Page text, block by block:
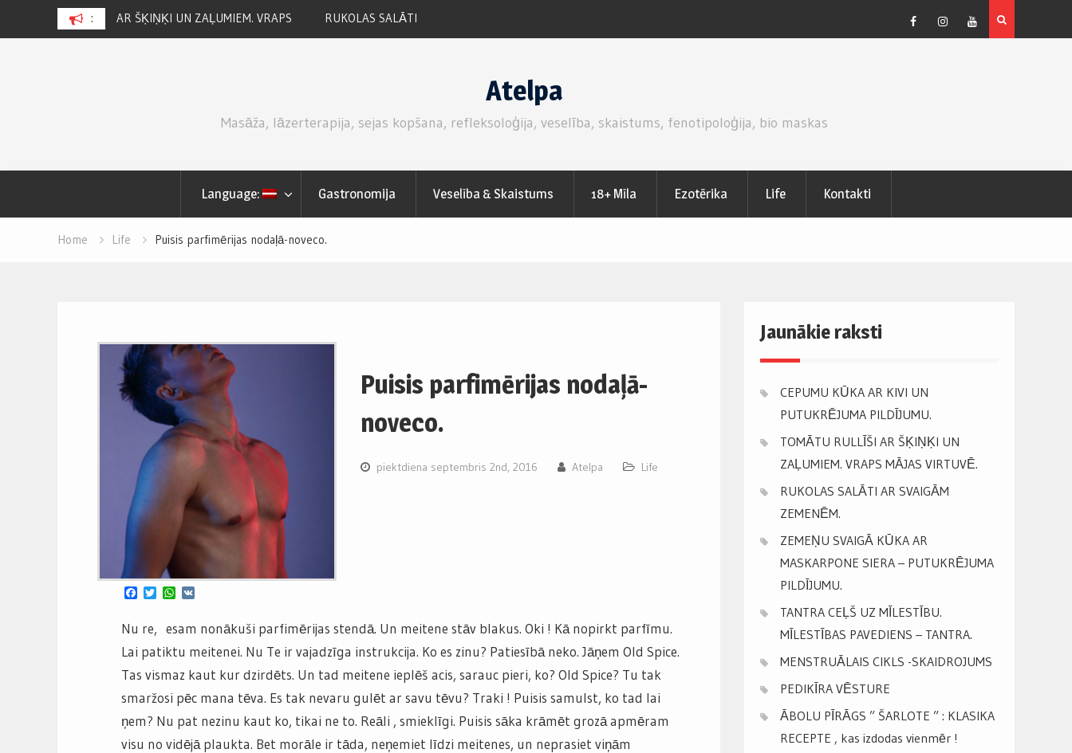
:
VRAPS RUKOLAS SALĀTI AR SVAIGĀM ZEMENĒM.
PUTUKRĒJUMA PILDĪJUMU.
CEPUMU KŪKA AR KIVI UN PUTUKRĒJUMA PILDĪJUMU.
FacebookInstagram
Youtube
Atelpa
Masāža, lāzerterapija, sejas kopšana, refleksoloģija, veselība, skaistums, fenotipoloģija, bio maskas
Language: Gastronomija Veselība & Skaistums 18+ Mīla Ezotērika Life Kontakti
Home Life Puisis parfimērijas nodaļā-noveco.
Puisis parfimērijas nodaļā-
noveco.
piektdiena septembris 2nd, 2016 Atelpa Life
Facebook
TwitterWhatsApp
Nu re, esam nonākuši parfimērijas stendā. Un meitene stāv blakus. Oki ! Kā nopirkt parfīmu.
Lai patiktu meitenei. Nu Te ir vajadzīga instrukcija. Ko es zinu? Patiesībā neko. Jāņem Old Spice.
Tas vismaz kaut kur dzirdēts. Un tad meitene ieplēš acis, sarauc pieri, ko? Old Spice? Tu tak
smaržosi pēc mana tēva. Es tak nevaru gulēt ar savu tēvu? Traki ! Puisis samulst, ko tad lai
ņem? Nu pat nezinu kaut ko, tikai ne to. Reāli , smieklīgi. Puisis sāka krāmēt grozā apmēram
visu no vidējā plaukta. Bet morāle ir tāda, neņemiet līdzi meitenes, un neprasiet viņām
Jaunākie raksti
CEPUMU KŪKA AR KIVI UN
PUTUKRĒJUMA PILDĪJUMU.
TOMĀTU RULLĪŠI AR ŠĶIŅĶI UN
ZAĻUMIEM. VRAPS MĀJAS VIRTUVĒ.
RUKOLAS SALĀTI AR SVAIGĀM
ZEMENĒM.
ZEMEŅU SVAIGĀ KŪKA AR
MASKARPONE SIERA – PUTUKRĒJUMA
PILDĪJUMU.
TANTRA CEĻŠ UZ MĪLESTĪBU.
MĪLESTĪBAS PAVEDIENS – TANTRA.
MENSTRUĀLAIS CIKLS -SKAIDROJUMS
PEDIKĪRA VĒSTURE
ĀBOLU PĪRĀGS ” ŠARLOTE ” : KLASIKA
RECEPTE , kas izdodas vienmēr !